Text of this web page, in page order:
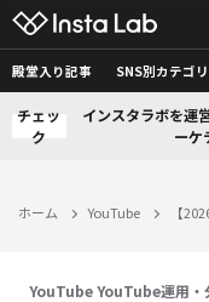
殿堂入り記事 SNS別カテゴリ
チェッ
ク
インスタラボを運
ーケ
ホーム YouTube 【
YouTubeYouTube運用・